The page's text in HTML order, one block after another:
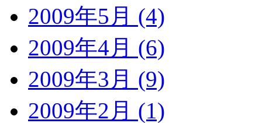
2009年5月 (4)
2009年4月 (6)
2009年3月 (9)
2009年2月 (1)